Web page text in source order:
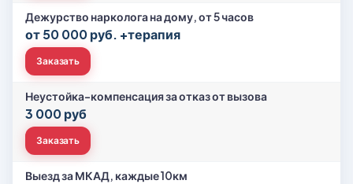
Дежурство нарколога на дому, от 5 часов
от 50 000 руб. +терапия
Заказать
Неустойка-компенсация за отказ от вызова
3 000 руб
Заказать
Выезд за МКАД, каждые 10км